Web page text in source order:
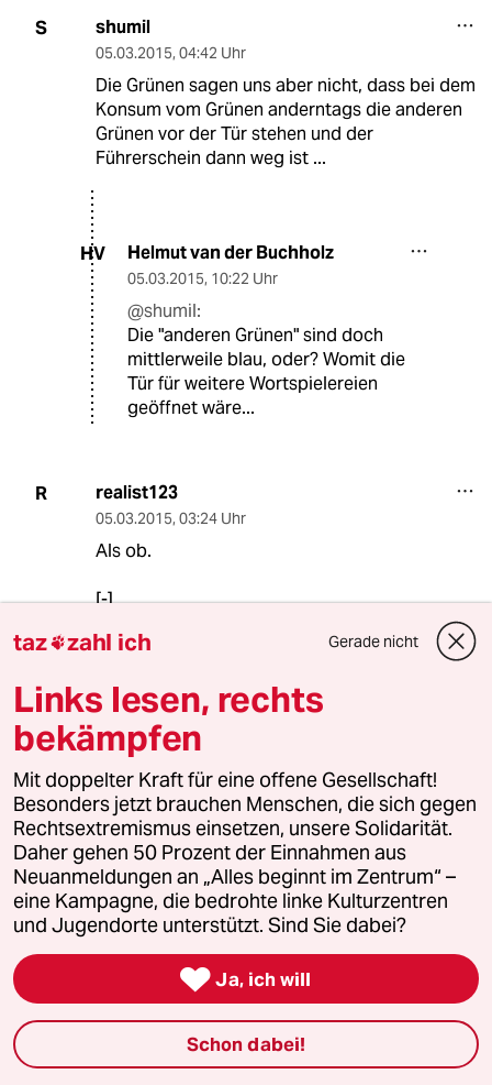
S shumil
05.03.2015, 04:42 Uhr
Die Grünen sagen uns aber nicht, dass bei dem
Konsum vom Grünen anderntags die anderen
Grünen vor der Tür stehen und der
Führerschein dann weg ist ...
HV Helmut van der Buchholz
05.03.2015, 10:22 Uhr
@shumil:
Die "anderen Grünen" sind doch
mittlerweile blau, oder? Womit die
Tür für weitere Wortspielereien
geöffnet wäre...
R realist123
05.03.2015, 03:24 Uhr
Als ob.
[-]
M MJ87
05.03.2015,02:37 Uhr
Wenn dadurch weniger Konsum der wesentlich
gefährlicheren Drogen Alkohol und Tabak
entsteht und die Konsumenten vom
Schwarzmarkt und somit vom Kontakt zu
gefährlichen Drogen weg kommen, dann her
mit dem Gesetz! Cannabis ist nicht nur ein
Heilmittel das unzählige Krankheiten wie Krebs
heilt, nicht nur ein Rohstoff der 3x so effektiv
bei der Papierherstellung und Verbrennung
von Kohlendioxid ist, sondern wirkt auch
Präventiv gegen Krankheiten. Wer sich einmal
mit dem körpereigenen Cannabinoidsystem,
das jedem Menschen inne wohnt befasst, dem
wird klar, das einzige was gefährlich ist, ist die
taz zahl ich Gerade nicht
Links lesen, rechts
bekämpfen
Mit doppelter Kraft für eine offene Gesellschaft!
Besonders jetzt brauchen Menschen, die sich gegen
Rechtsextremismus einsetzen, unsere Solidarität.
Daher gehen 50 Prozent der Einnahmen aus
Neuanmeldungen an „Alles beginnt im Zentrum“ –
eine Kampagne, die bedrohte linke Kulturzentren
und Jugendorte unterstützt. Sind Sie dabei?
 Ja, ich will
Schon dabei!